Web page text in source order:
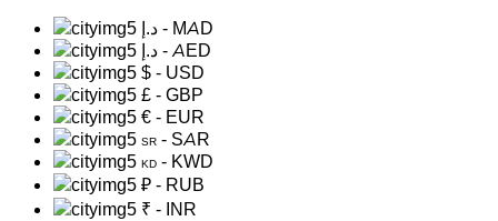
د.إ - MAD
د.إ - AED
$ - USD
£ - GBP
€ - EUR
SR - SAR
KD - KWD
₽ - RUB
₹ - INR